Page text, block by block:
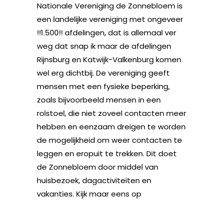
Nationale Vereniging de Zonnebloem is
een landelijke vereniging met ongeveer
!!1.500!! afdelingen, dat is allemaal ver
weg dat snap ik maar de afdelingen
Rijnsburg en Katwijk-Valkenburg komen
wel erg dichtbij. De vereniging geeft
mensen met een fysieke beperking,
zoals bijvoorbeeld mensen in een
rolstoel, die niet zoveel contacten meer
hebben en eenzaam dreigen te worden
de mogelijkheid om weer contacten te
leggen en eropuit te trekken. Dit doet
de Zonnebloem door middel van
huisbezoek, dagactiviteiten en
vakanties. Kijk maar eens op